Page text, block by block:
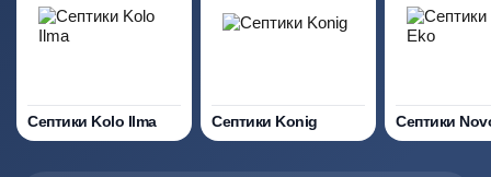
Септики Kolo Ilma Септики Konig Септики